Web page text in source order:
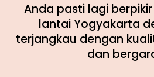
Anda pasti lagi
lantai Yogyakarta
terjangkau dengan
dan